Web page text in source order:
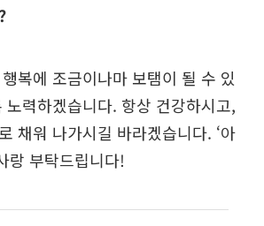
복에 조금이나마 보탬이 될 수 있
노력하겠습니다. 항상 건강하시고,
채워 나가시길 바라겠습니다. ‘아
랑 부탁드립니다!